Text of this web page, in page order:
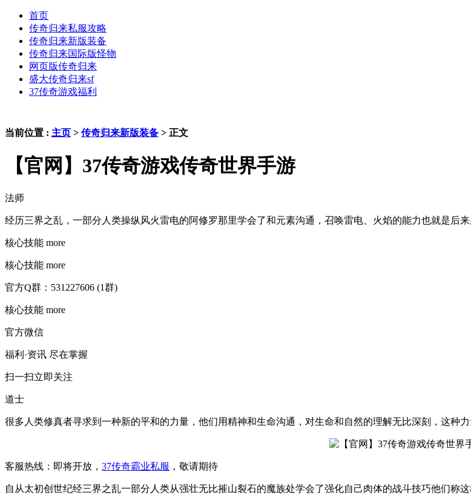
首页
传奇归来私服攻略
传奇归来新版装备
传奇归来国际版怪物
网页版传奇归来
盛大传奇归来sf
37传奇游戏福利
当前位置 : 主页 > 传奇归来新版装备 > 正文
【官网】37传奇游戏传奇世界手游
法师
经历三界之乱，一部分人类操纵风火雷电的阿修罗那里学会了和元素沟通，召唤雷电、火焰的能力也就是后
核心技能 more
核心技能 more
官方Q群： 531227606 (1群)
核心技能 more
官方微信
福利·资讯 尽在掌握
扫一扫立即关注
道士
很多人类修真者寻求到一种新的平和的力量，他们用精神和生命沟通，对生命和自然的理解无比深刻，这种
客服热线： 即将开放， 37传奇霸业私服 ，敬请期待
自从太初创世纪经三界之乱一部分人类从强壮无比摧山裂石的魔族处学会了强化自己肉体的战斗技巧他们称